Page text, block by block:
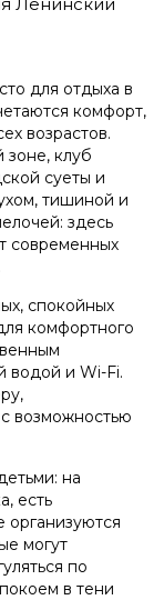
для отдыха в
комфорт,
возрастов.
клуб
суеты и
тишиной и
здесь
современных
спокойных
комфортного
водой и Wi-Fi.
возможностью
на
есть
организуются
могут
по
в тени